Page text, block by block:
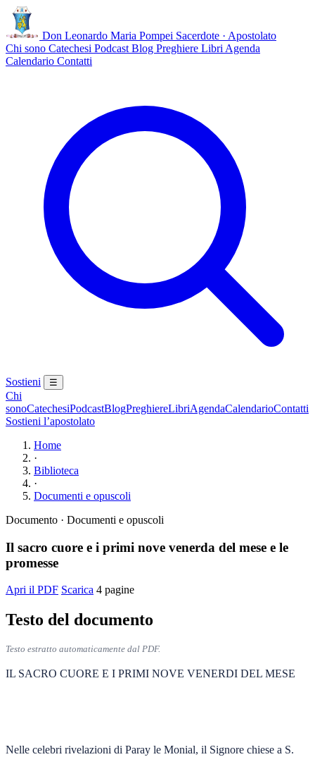
Don Leonardo Maria Pompei Sacerdote · Apostolato
Chi sono Catechesi Podcast Blog Preghiere Libri Agenda
Calendario Contatti
Sostieni ☰
Chi
sonoCatechesiPodcastBlogPreghiereLibriAgendaCalendarioContatti
Sostieni l’apostolato
Home
·
Biblioteca
·
Documenti e opuscoli
Documento · Documenti e opuscoli
Il sacro cuore e i primi nove venerda del mese e le
promesse
Apri il PDF Scarica 4 pagine
Testo del documento
Testo estratto automaticamente dal PDF.
IL SACRO CUORE E I PRIMI NOVE VENERDI DEL MESE
Nelle celebri rivelazioni di Paray le Monial, il Signore chiese a S.